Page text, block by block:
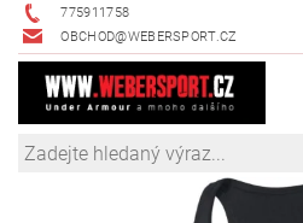
775911758
OBCHOD@WEBERSPORT.CZ